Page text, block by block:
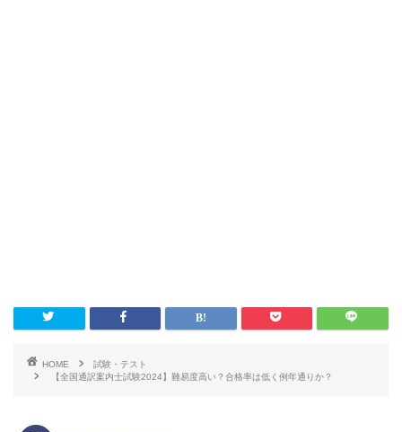
HOME
試験・テスト
【全国通訳案内士試験2024】難易度高い？合格率は低く例年通りか？